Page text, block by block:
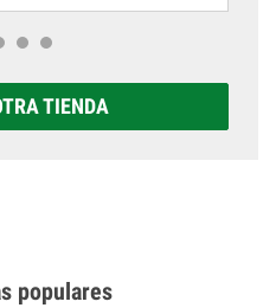
TIENDA
populares